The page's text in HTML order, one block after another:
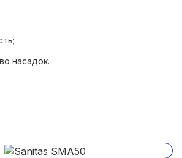
насадок.